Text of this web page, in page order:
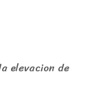
elevacion de